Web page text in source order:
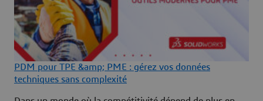
PDM pour TPE &amp; PME : gérez vos données
techniques sans complexité